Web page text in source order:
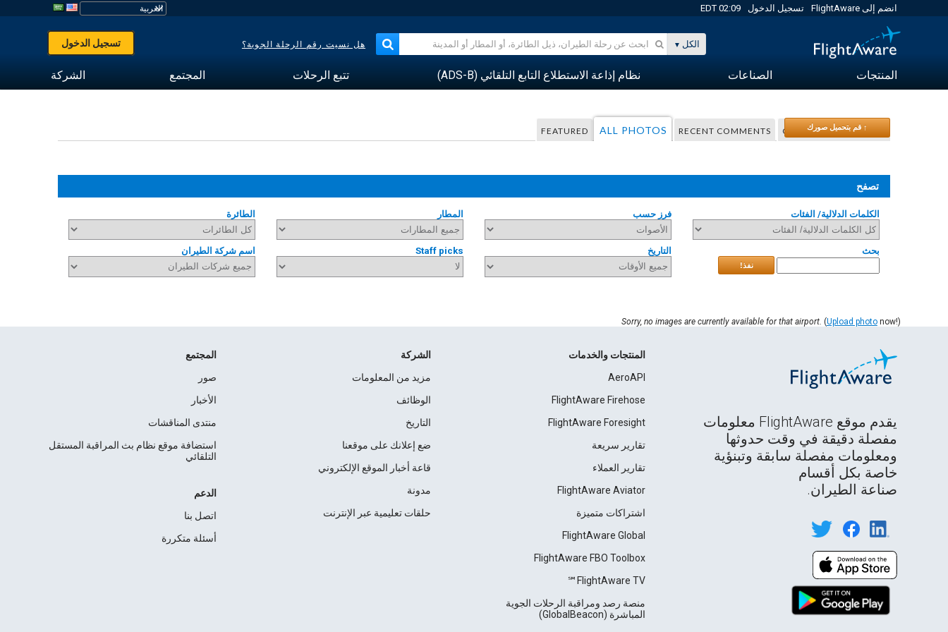
انضم إلى FlightAware تسجيل الدخول 02:09 EDT
الكل هل نسيت رقم الرحلة الجوية؟ تسجيل الدخول
المنتجات الصناعات نظام إذاعة الاستطلاع التابع التلقائي (ADS-B) تتبع الرحلات المجتمع الشركة
FEATURED ALL PHOTOS RECENT COMMENTS COMMUNITY TAGGING
↑ قم بتحميل صورك
تصفح
الطائرة المطار فرز حسب الكلمات الدلالية/ الفئات
اسم شركة الطيران Staff picks التاريخ بحث
نفذ!
Sorry, no images are currently available for that airport. (Upload photonow!)
يقدم موقع FlightAware معلومات
مفصلة دقيقة في وقت حدوثها
ومعلومات مفصلة سابقة وتبنؤية
خاصة بكل أقسام
صناعة الطيران.
المنتجات والخدمات
AeroAPI
FlightAware Firehose
FlightAware Foresight
تقارير سريعة
تقارير العملاء
FlightAware Aviator
اشتراكات متميزة
FlightAware Global
FlightAware FBO Toolbox
FlightAware TV℠
منصة رصد ومراقبة الرحلات الجوية
المباشرة (GlobalBeacon)
الشركة
مزيد من المعلومات
الوظائف
التاريخ
ضع إعلانك على موقعنا
قاعة أخبار الموقع الإلكتروني
مدونة
حلقات تعليمية عبر الإنترنت
المجتمع
صور
الأخبار
منتدى المناقشات
استضافة موقع نظام بث المراقبة المستقل
التلقائي
الدعم
اتصل بنا
أسئلة متكررة